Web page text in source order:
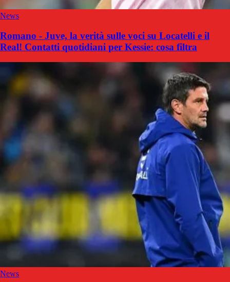
News
Romano - Juve, la verità sulle voci su Locatelli e il
Real! Contatti quotidiani per Kessie: cosa filtra
News